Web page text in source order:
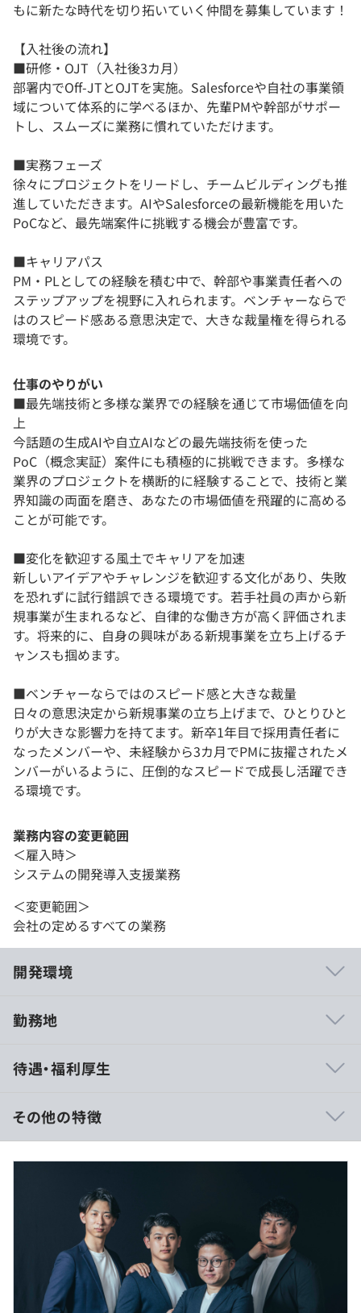
もに新たな時代を切り拓いていく仲間を募集しています！
【入社後の流れ】
■研修・OJT（入社後3カ月）
部署内でOff-JTとOJTを実施。Salesforceや自社の事業領
域について体系的に学べるほか、先輩PMや幹部がサポー
トし、スムーズに業務に慣れていただけます。
■実務フェーズ
徐々にプロジェクトをリードし、チームビルディングも推
進していただきます。AIやSalesforceの最新機能を用いた
PoCなど、最先端案件に挑戦する機会が豊富です。
■キャリアパス
PM・PLとしての経験を積む中で、幹部や事業責任者への
ステップアップを視野に入れられます。ベンチャーならで
はのスピード感ある意思決定で、大きな裁量権を得られる
環境です。
仕事のやりがい
■最先端技術と多様な業界での経験を通じて市場価値を向
上
今話題の生成AIや自立AIなどの最先端技術を使った
PoC（概念実証）案件にも積極的に挑戦できます。多様な
業界のプロジェクトを横断的に経験することで、技術と業
界知識の両面を磨き、あなたの市場価値を飛躍的に高める
ことが可能です。
■変化を歓迎する風土でキャリアを加速
新しいアイデアやチャレンジを歓迎する文化があり、失敗
を恐れずに試行錯誤できる環境です。若手社員の声から新
規事業が生まれるなど、自律的な働き方が高く評価されま
す。将来的に、自身の興味がある新規事業を立ち上げるチ
ャンスも掴めます。
■ベンチャーならではのスピード感と大きな裁量
日々の意思決定から新規事業の立ち上げまで、ひとりひと
りが大きな影響力を持てます。新卒1年目で採用責任者に
なったメンバーや、未経験から3カ月でPMに抜擢されたメ
ンバーがいるように、圧倒的なスピードで成長し活躍でき
る環境です。
業務内容の変更範囲
＜雇入時＞
システムの開発導入支援業務
＜変更範囲＞
会社の定めるすべての業務
開発環境
当社は、立ち上げからわずか1年で「関西で最も案件に対
成長を続けています。このスピード感と成長性は、当社の
大きな特徴であり、多くの案件と向き合いながらキャリア
を築ける最適な環境です。
■大手企業のプロジェクトに参画
誰もが知る国内大手企業と多数の取引実績があります。
Salesforceの最上位製品を導入するクライアントのサポー
トもおこなっており、大規模かつ最先端のプロジェクトに
携わることが可能です。少数精鋭チームで、クライアント
の課題解決に貢献しています。
勤務地
待遇・福利厚生
■月給制
お持ちのご経験やスキル・前職の年収を踏まえた上でご相
談の上、決定させていただきます。
【モデル年収】
・年収1000万円/PM/28歳（月給75万円+賞与年3回）
・年収700万円/PL/27歳（月給40万円+賞与年3回）
・年収800万円/SE兼PL/32歳（月給48万円+賞与年3回）
・年収480万円/SE/29歳（月給30万円+賞与年3回）
その他の特徴